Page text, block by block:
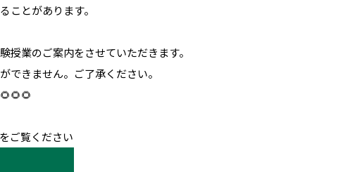
ことがあります。
授業のご案内をさせていただきます。
できません。ご了承ください。
ご覧ください